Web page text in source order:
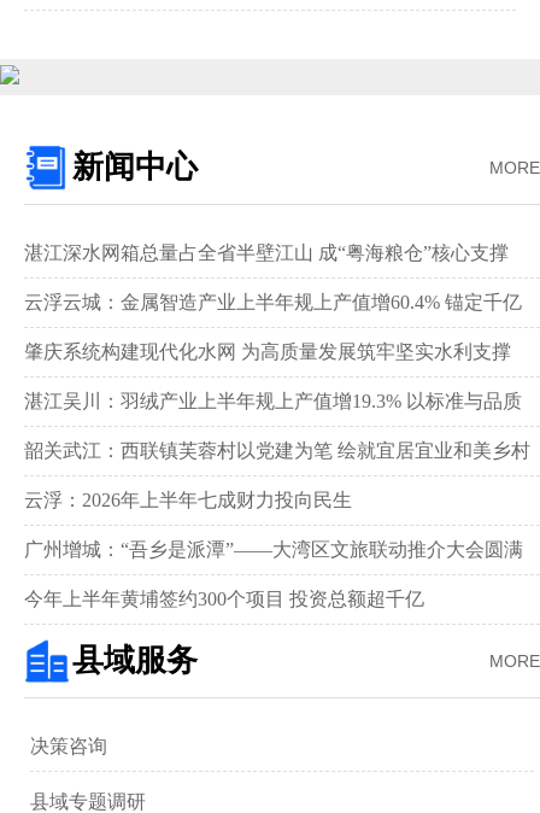
MORE
新闻中心
湛江深水网箱总量占全省半壁江山 成“粤海粮仓”核心支撑‌
云浮云城：金属智造产业上半年规上产值增60.4% 锚定千亿
级目标锻造制造业
肇庆系统构建现代化水网 为高质量发展筑牢坚实水利支撑‌
湛江吴川：羽绒产业上半年规上产值增19.3% 以标准与品质
领跑全国赛道‌
韶关武江：西联镇芙蓉村以党建为笔 绘就宜居宜业和美乡村
新画卷‌
云浮：2026年上半年七成财力投向民生
广州增城：“吾乡是派潭”——大湾区文旅联动推介大会圆满
举行
今年上半年黄埔签约300个项目 投资总额超千亿
MORE
县域服务
决策咨询
县域专题调研